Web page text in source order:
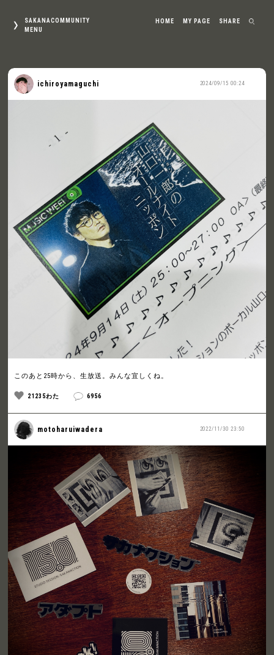
SAKANACOMMUNITY
MENU
HOME MY PAGE SHARE
2024/09/15 00:24
ichiroyamaguchi
このあと25時から、生放送。みんな宜しくね。
21235わた 6956
2022/11/30 23:50
motoharuiwadera